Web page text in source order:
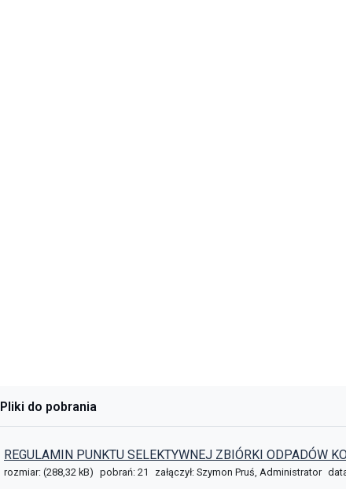
Pliki do pobrania
REGULAMIN PUNKTU SELEKTYWNEJ ZBIÓRKI ODPADÓW
rozmiar: (288,32 kB) pobrań: 21 załączył: Szymon Pruś, Administrator